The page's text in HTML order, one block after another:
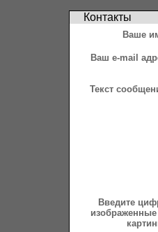
Контакты
Ваше
Ваш e-mail
Текст
Введите